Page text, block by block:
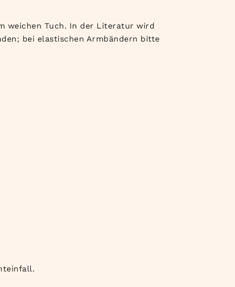
weichen Tuch. In der Literatur wird
bei elastischen Armbändern bitte